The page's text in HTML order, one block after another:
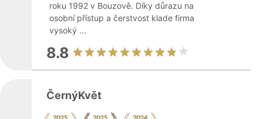
roku 1992 v Bouzově. Díky důrazu na
osobní přístup a čerstvost klade firma
vysoký ...
8.8
ČernýKvět